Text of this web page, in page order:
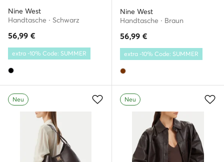
Nine West
Handtasche · Schwarz
56,99 €
extra -10% Code: SUMMER
Nine West
Handtasche · Braun
56,99 €
extra -10% Code: SUMMER
Neu Neu